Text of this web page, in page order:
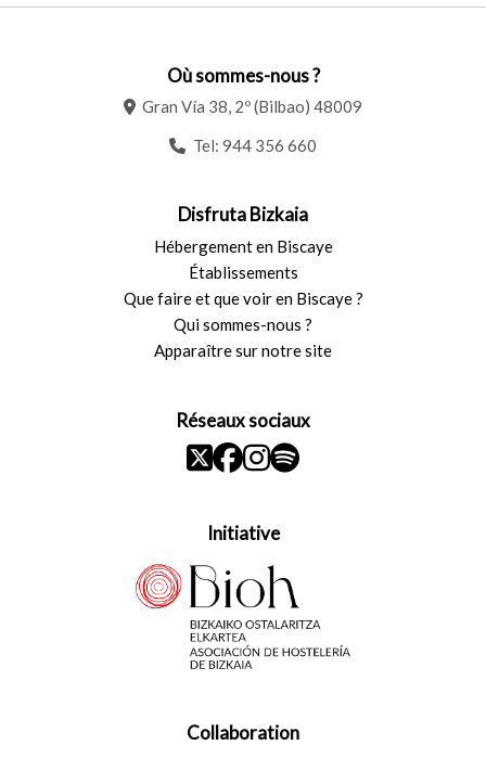
Où sommes-nous ?
Gran Vía 38, 2º (Bilbao) 48009
Tel: 944 356 660
Disfruta Bizkaia
Hébergement en Biscaye
Établissements
Que faire et que voir en Biscaye ?
Qui sommes-nous ?
Apparaître sur notre site
Réseaux sociaux
Initiative
Collaboration